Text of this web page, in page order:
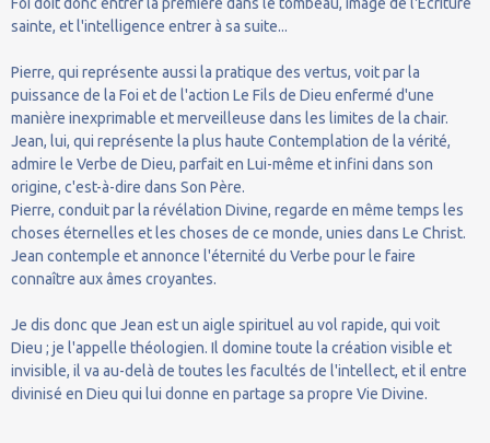
sainte, et l'intelligence entrer à sa suite...
Pierre, qui représente aussi la pratique des vertus, voit par la
puissance de la Foi et de l'action Le Fils de Dieu enfermé d'une
manière inexprimable et merveilleuse dans les limites de la chair.
Jean, lui, qui représente la plus haute Contemplation de la vérité,
admire le Verbe de Dieu, parfait en Lui-même et infini dans son
origine, c'est-à-dire dans Son Père.
Pierre, conduit par la révélation Divine, regarde en même temps les
choses éternelles et les choses de ce monde, unies dans Le Christ.
Jean contemple et annonce l'éternité du Verbe pour le faire
connaître aux âmes croyantes.
Je dis donc que Jean est un aigle spirituel au vol rapide, qui voit
Dieu ; je l'appelle théologien. Il domine toute la création visible et
invisible, il va au-delà de toutes les facultés de l'intellect, et il entre
divinisé en Dieu qui lui donne en partage sa propre Vie Divine.